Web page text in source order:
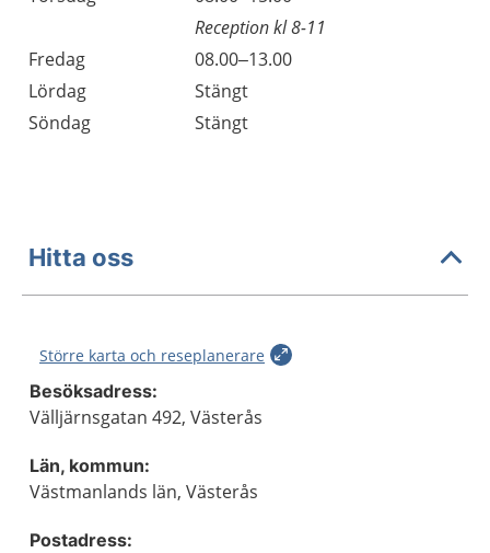
Reception kl 8-11
Fredag
08.00–13.00
Lördag
Stängt
Söndag
Stängt
Hitta oss
Större karta och reseplanerare
Besöksadress:
Välljärnsgatan 492, Västerås
Län, kommun:
Västmanlands län, Västerås
Postadress: